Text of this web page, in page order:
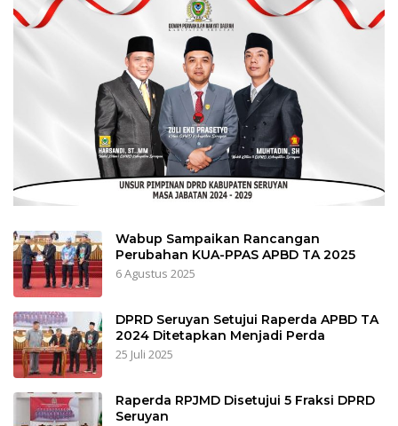
Wabup Sampaikan Rancangan
Perubahan KUA-PPAS APBD TA 2025
6 Agustus 2025
DPRD Seruyan Setujui Raperda APBD TA
2024 Ditetapkan Menjadi Perda
25 Juli 2025
Raperda RPJMD Disetujui 5 Fraksi DPRD
Seruyan